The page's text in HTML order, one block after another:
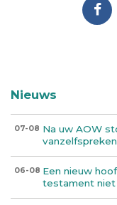
Nieuws
07-08 Na uw AOW
06-08 Een nieuw
testament niet